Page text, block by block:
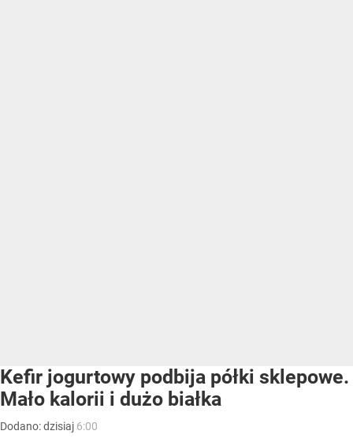
Kefir jogurtowy podbija półki sklepowe.
Mało kalorii i dużo białka
Dodano:dzisiaj 6:00